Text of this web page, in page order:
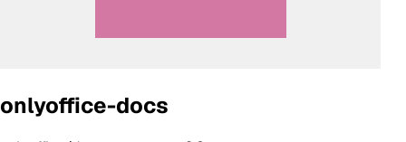
onlyoffice-docs